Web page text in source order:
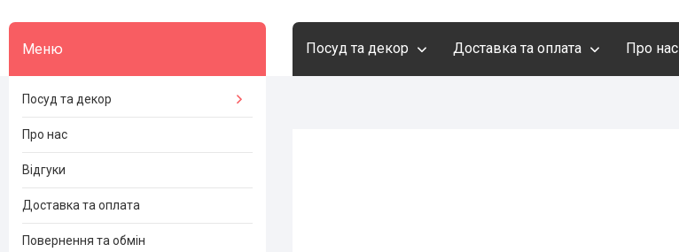
Посуд та декор Доставка та оплата Про нас
Посуд та декор
Про нас
Відгуки
Доставка та оплата
Повернення та обмін